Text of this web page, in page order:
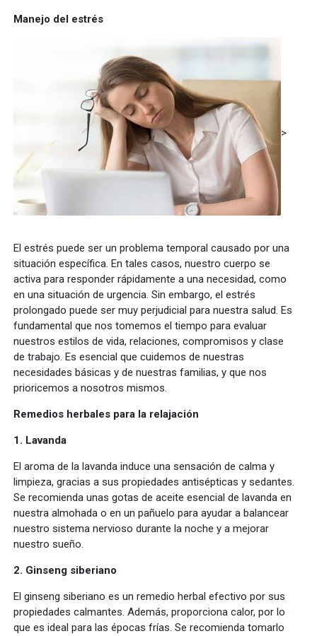
Manejo del estrés
>
El estrés puede ser un problema temporal causado por una
situación específica. En tales casos, nuestro cuerpo se
activa para responder rápidamente a una necesidad, como
en una situación de urgencia. Sin embargo, el estrés
prolongado puede ser muy perjudicial para nuestra salud. Es
fundamental que nos tomemos el tiempo para evaluar
nuestros estilos de vida, relaciones, compromisos y clase
de trabajo. Es esencial que cuidemos de nuestras
necesidades básicas y de nuestras familias, y que nos
prioricemos a nosotros mismos.
Remedios herbales para la relajación
1. Lavanda
El aroma de la lavanda induce una sensación de calma y
limpieza, gracias a sus propiedades antisépticas y sedantes.
Se recomienda unas gotas de aceite esencial de lavanda en
nuestra almohada o en un pañuelo para ayudar a balancear
nuestro sistema nervioso durante la noche y a mejorar
nuestro sueño.
2. Ginseng siberiano
El ginseng siberiano es un remedio herbal efectivo por sus
propiedades calmantes. Además, proporciona calor, por lo
que es ideal para las épocas frías. Se recomienda tomarlo